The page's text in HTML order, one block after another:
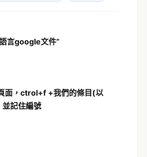
言google文件”
面，ctrol+f +我們的條目(以
記住編號